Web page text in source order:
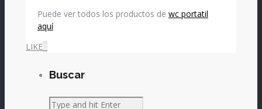
Puede ver todos los productos de wc portatil
aquí
LIKE0
Buscar